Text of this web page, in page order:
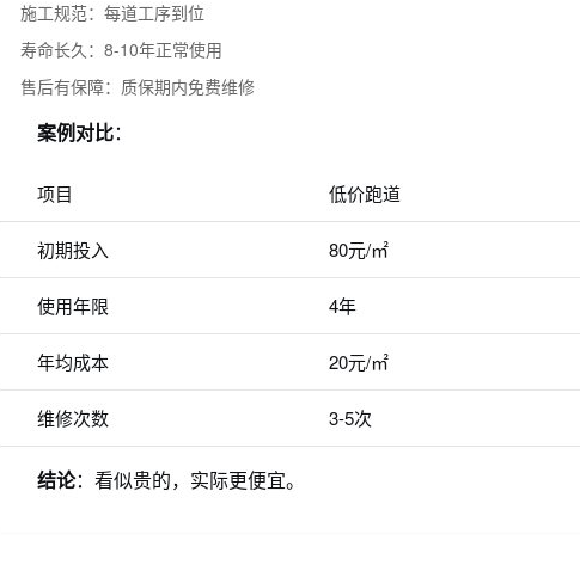
施工规范：每道工序到位
寿命长久：8-10年正常使用
售后有保障：质保期内免费维修
案例对比：
项目 低价跑道
初期投入 80元/㎡
使用年限 4年
年均成本 20元/㎡
维修次数 3-5次
结论：看似贵的，实际更便宜。